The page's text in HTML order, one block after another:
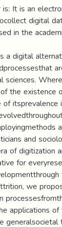
It is an
digital
in the
a digital
sciences.
the existence
itsprevalence
and
of digitization
for
we
applications
generalsocietal